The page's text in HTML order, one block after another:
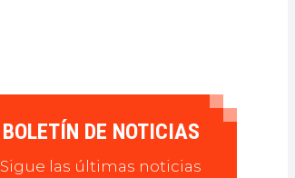
BOLETÍN DE NOTICIAS
Sigue las últimas noticias